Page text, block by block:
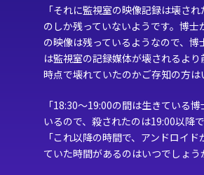
「それに監視室の映像記録は壊さ
のしか残っていないようです。博士
の映像は残っているようなので、博
は監視室の記録媒体が壊されるより
時点で壊れていたのかご存知の方は
「18:30〜19:00の間は生きている
いるので、殺されたのは19:00以降で
「これ以降の時間で、アンドロイ
ていた時間があるのはいつでしょう